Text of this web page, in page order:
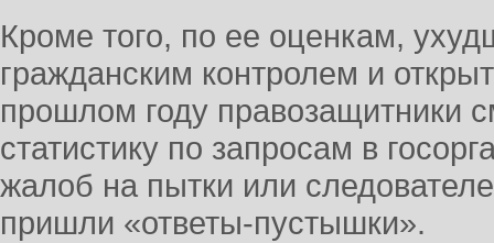
Кроме того, по ее оценкам,
гражданским контролем и
прошлом году правозащитники
статистику по запросам в
жалоб на пытки или
пришли «ответы-пустышки».